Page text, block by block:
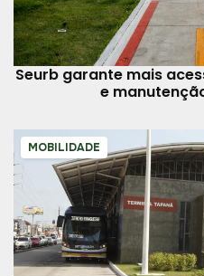
Seurb garante mais
e
MOBILIDADE